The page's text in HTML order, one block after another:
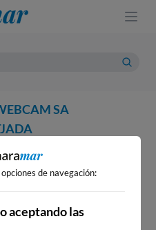
SA
METEOROLOGÍA
de navegación:
aceptando las